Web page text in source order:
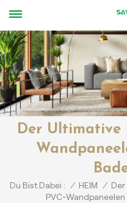
Der Ultimative
Du Bist Dabei : / HEIM / Der
PVC-